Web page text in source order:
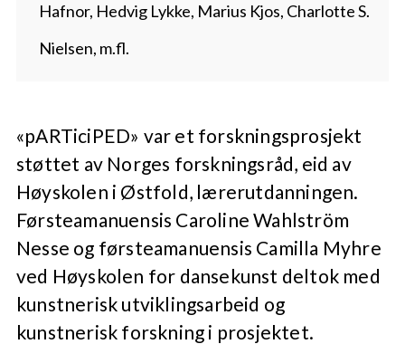
Hafnor, Hedvig Lykke, Marius Kjos, Charlotte S.
Nielsen, m.fl.
«pARTiciPED» var et forskningsprosjekt
støttet av Norges forskningsråd, eid av
Høyskolen i Østfold, lærerutdanningen.
Førsteamanuensis Caroline Wahlström
Nesse og førsteamanuensis Camilla Myhre
ved Høyskolen for dansekunst deltok med
kunstnerisk utviklingsarbeid og
kunstnerisk forskning i prosjektet.